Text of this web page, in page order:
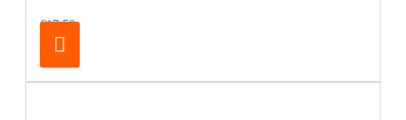
€17,50